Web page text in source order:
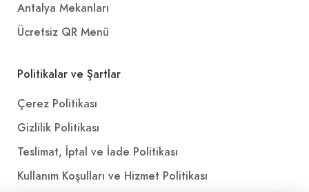
Antalya Mekanları
Ücretsiz QR Menü
Politikalar ve Şartlar
Çerez Politikası
Gizlilik Politikası
Teslimat, İptal ve İade Politikası
Kullanım Koşulları ve Hizmet Politikası